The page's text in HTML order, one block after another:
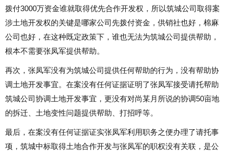
拨付3000万资金谁就取得优先合作开发权，所以筑城公司取得案
涉土地开发权的关键是哪家公司先拨付资金，供销社也好，棉麻
公司也好，在这种既定政策下，谁也无法为筑城公司提供帮助，
根本不需要张凤军提供帮助。
再次，张凤军没有为筑城公司提供任何帮助的行为，没有帮助协
调土地开发事宜。在案没有任何证据证明了张凤军接受请托帮助
筑城公司协调土地开发事宜，更没有对尚某月所说的协调50亩地
的拆迁、土地变性问题提供帮助、打招呼等。
最后，在案没有任何证据证实张凤军利用职务之便办理了请托事
项，筑城中标取得土地合作开发与张凤军的职权没有关联，是公